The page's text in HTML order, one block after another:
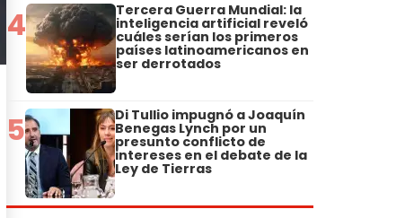
4 Tercera Guerra Mundial: la
inteligencia artificial reveló
cuáles serían los primeros
países latinoamericanos en
ser derrotados
5 Di Tullio impugnó a Joaquín
Benegas Lynch por un
presunto conflicto de
intereses en el debate de la
Ley de Tierras